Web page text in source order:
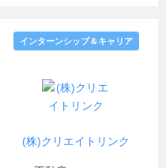
(株)クリエイトリンク
インターンシップ＆キャリア